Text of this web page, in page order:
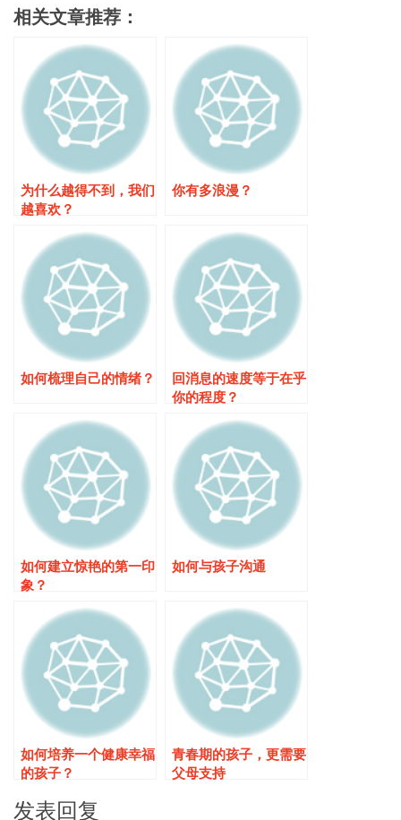
相关文章推荐：
为什么越得不到，我们
越喜欢？
你有多浪漫？
如何梳理自己的情绪？
回消息的速度等于在乎
你的程度？
如何建立惊艳的第一印
象？
如何与孩子沟通
如何培养一个健康幸福
的孩子？
青春期的孩子，更需要
父母支持
发表回复